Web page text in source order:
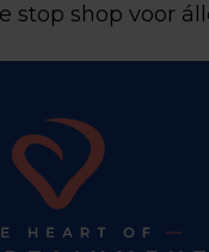
stop shop voor